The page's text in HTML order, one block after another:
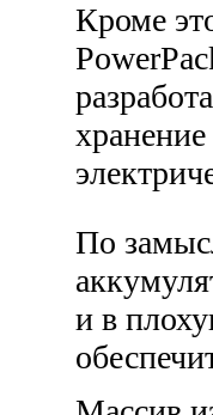
Кроме
По
и в